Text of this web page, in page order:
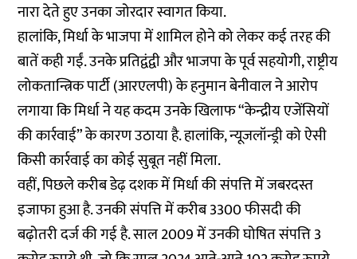
नारा देते हुए उनका जोरदार स्वागत किया.
हालांकि, मिर्धा के भाजपा में शामिल होने को लेकर कई तरह की
बातें कही गईं. उनके प्रतिद्वंद्वी और भाजपा के पूर्व सहयोगी, राष्ट्रीय
लोकतान्त्रिक पार्टी (आरएलपी) के हनुमान बेनीवाल ने आरोप
लगाया कि मिर्धा ने यह कदम उनके खिलाफ “केन्द्रीय एजेंसियों
की कार्रवाई” के कारण उठाया है. हालांकि, न्यूजलॉन्ड्री को ऐसी
किसी कार्रवाई का कोई सुबूत नहीं मिला.
वहीं, पिछले करीब डेढ़ दशक में मिर्धा की संपत्ति में जबरदस्त
इजाफा हुआ है. उनकी संपत्ति में करीब 3300 फीसदी की
बढ़ोतरी दर्ज की गई है. साल 2009 में उनकी घोषित संपत्ति 3